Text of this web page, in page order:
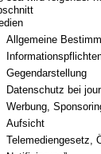
Allgemeine
Gegendarstellung
Datenschutz bei
Werbung,
Aufsicht
Telemediengesetz,